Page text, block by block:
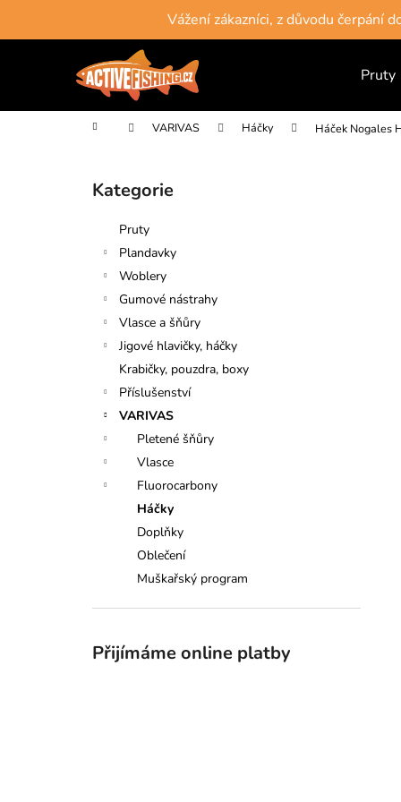
obsah
Vážení zákazníci, z důvodu čerpání
Pruty
Domů VARIVAS Háčky Háček Nogales
Přeskočit
kategorie
Kategorie
Pruty
Plandavky
Woblery
Gumové nástrahy
Vlasce a šňůry
Jigové hlavičky, háčky
Krabičky, pouzdra, boxy
Příslušenství
VARIVAS
Pletené šňůry
Vlasce
Fluorocarbony
Háčky
Doplňky
Oblečení
Muškařský program
Přijímáme online platby
o
k
Zpět
Zpět